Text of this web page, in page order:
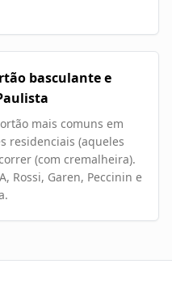
basculante e
mais comuns em
residenciais (aqueles
(com cremalheira).
Rossi, Garen, Peccinin e